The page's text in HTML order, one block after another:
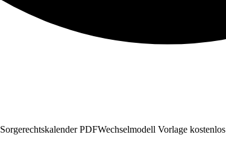
Sorgerechtskalender PDFWechselmodell Vorlage kostenlos